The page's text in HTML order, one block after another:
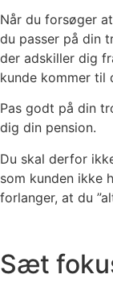
Når du forsøger
du passer på din
der adskiller dig
kunde kommer til
Pas godt på din
dig din pension.
Du skal derfor
som kunden ikke
forlanger, at du
Sæt